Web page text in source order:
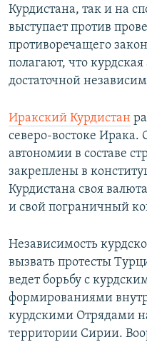
Курдистана, так и на
выступает против
противоречащего
полагают, что
достаточной
Иракский Курдистан
северо-востоке
автономии в составе
закреплены в
Курдистана своя
и свой пограничный
Независимость
вызвать протесты
ведет борьбу с
формированиями
курдскими Отрядами
территории Сирии.